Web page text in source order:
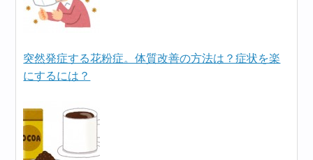
突然発症する花粉症。体質改善の方法は？症状を楽
にするには？